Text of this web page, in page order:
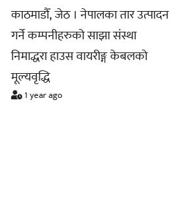
काठमाडौँ, जेठ । नेपालका तार उत्पादन
गर्ने कम्पनीहरुको साझा संस्था
निमाद्धरा हाउस वायरीङ्ग केबलको
मूल्यवृद्धि
1 year ago